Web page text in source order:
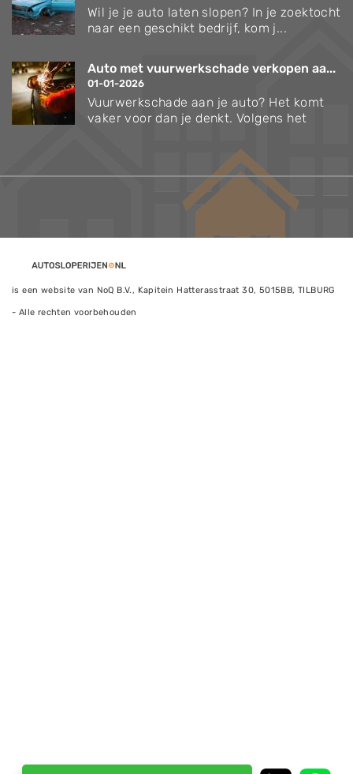
Wil je je auto laten slopen? In je zoektocht
naar een geschikt bedrijf, kom j...
Auto met vuurwerkschade verkopen aa...
01-01-2026
Vuurwerkschade aan je auto? Het komt
vaker voor dan je denkt. Volgens het
is een website van NoQ B.V., Kapitein Hatterasstraat 30, 5015BB, TILBURG
- Alle rechten voorbehouden